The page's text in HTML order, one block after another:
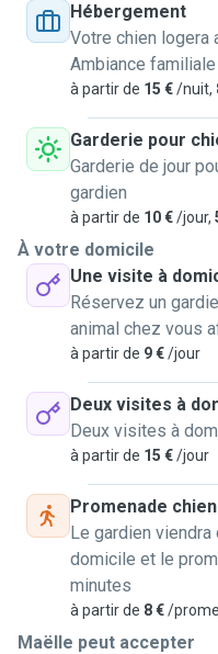
Concernant mes services :
Étant propriétaire d'un
précédemment, je
possède des
peux vous aider sur le
Concernant le temps
rester selon vos
heures. Je peux
traitements par voie orale
administrer à mes chiens.
Concernant les
besoins de votre toutou
maximum une heure.
Habituellement je suis
Sérieuse, attentionnée et
selon son caractère, son
besoin d’une promenade
simplement de présence
ses attentes avec
Hébergement
Votre chien logera
Ambiance
à partir de 15 €/nuit,
Garderie pour
Garderie de jour
gardien
à partir de 10 €/jour,
À votre domicile
Une visite à
Réservez un
animal chez vous
à partir de 9 €/jour
Deux visites à
Deux visites à
à partir de 15 €/jour
Promenade chien
Le gardien
domicile et le
minutes
à partir de 8 €/
Maëlle peut accepter